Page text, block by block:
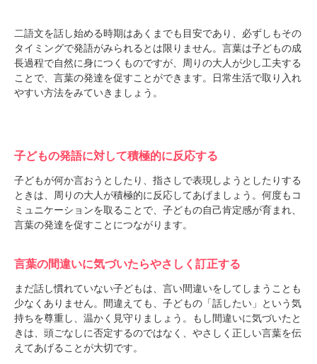
二語文を話し始める時期はあくまでも目安であり、必ずしもその
タイミングで発語がみられるとは限りません。言葉は子どもの成
長過程で自然に身につくものですが、周りの大人が少し工夫する
ことで、言葉の発達を促すことができます。日常生活で取り入れ
やすい方法をみていきましょう。
子どもの発語に対して積極的に反応する
子どもが何か言おうとしたり、指さしで表現しようとしたりする
ときは、周りの大人が積極的に反応してあげましょう。何度もコ
ミュニケーションを取ることで、子どもの自己肯定感が育まれ、
言葉の発達を促すことにつながります。
言葉の間違いに気づいたらやさしく訂正する
まだ話し慣れていない子どもは、言い間違いをしてしまうことも
少なくありません。間違えても、子どもの「話したい」という気
持ちを尊重し、温かく見守りましょう。もし間違いに気づいたと
きは、頭ごなしに否定するのではなく、やさしく正しい言葉を伝
えてあげることが大切です。